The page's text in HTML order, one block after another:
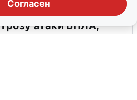
Согласен
атаки БПЛА,